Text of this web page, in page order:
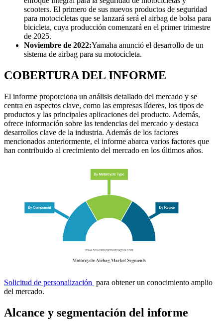
scooters. El primero de sus nuevos productos de seguridad
para motocicletas que se lanzará será el airbag de bolsa para
bicicleta, cuya producción comenzará en el primer trimestre
de 2025.
Noviembre de 2022:Yamaha anunció el desarrollo de un
sistema de airbag para su motocicleta.
COBERTURA DEL INFORME
El informe proporciona un análisis detallado del mercado y se
centra en aspectos clave, como las empresas líderes, los tipos de
productos y las principales aplicaciones del producto. Además,
ofrece información sobre las tendencias del mercado y destaca
desarrollos clave de la industria. Además de los factores
mencionados anteriormente, el informe abarca varios factores que
han contribuido al crecimiento del mercado en los últimos años.
Solicitud de personalización para obtener un conocimiento amplio
del mercado.
Alcance y segmentación del informe